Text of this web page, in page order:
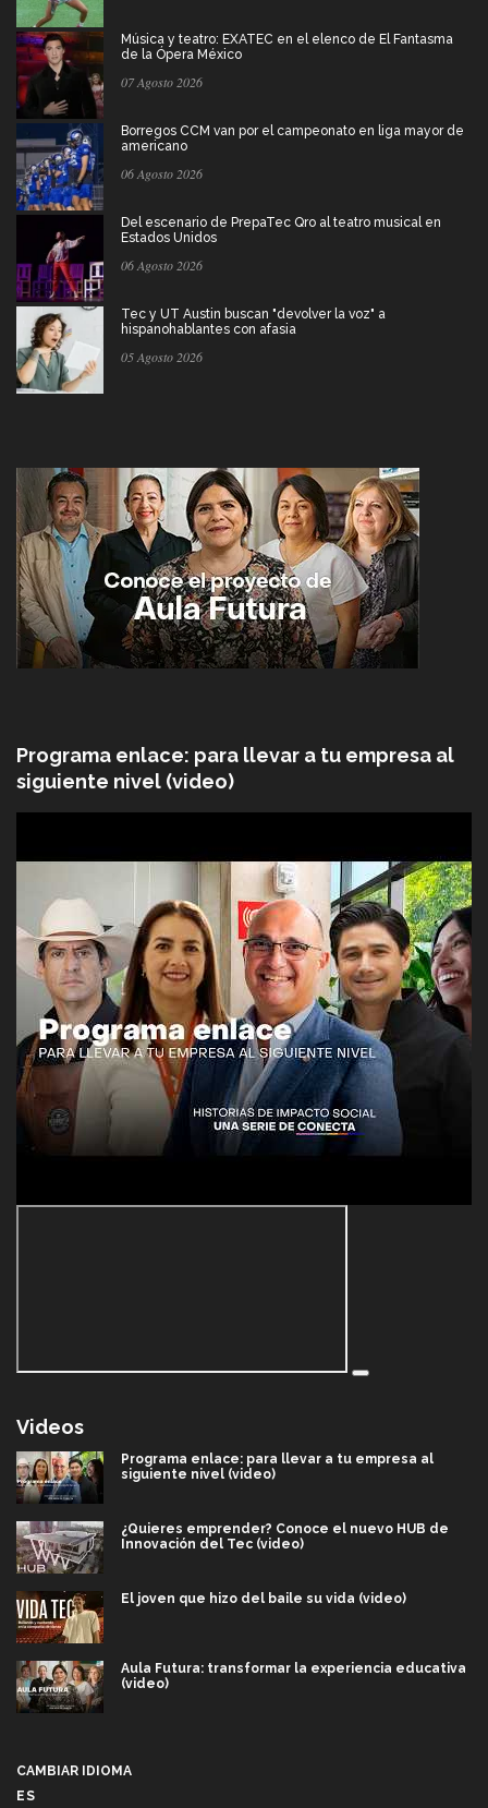
Música y teatro: EXATEC en el elenco de El Fantasma
de la Ópera México
07 Agosto 2026
Borregos CCM van por el campeonato en liga mayor de
americano
06 Agosto 2026
Del escenario de PrepaTec Qro al teatro musical en
Estados Unidos
06 Agosto 2026
Tec y UT Austin buscan "devolver la voz" a
hispanohablantes con afasia
05 Agosto 2026
Programa enlace: para llevar a tu empresa al
siguiente nivel (video)
Videos
Programa enlace: para llevar a tu empresa al
siguiente nivel (video)
¿Quieres emprender? Conoce el nuevo HUB de
Innovación del Tec (video)
El joven que hizo del baile su vida (video)
Aula Futura: transformar la experiencia educativa
(video)
CAMBIAR IDIOMA
ES